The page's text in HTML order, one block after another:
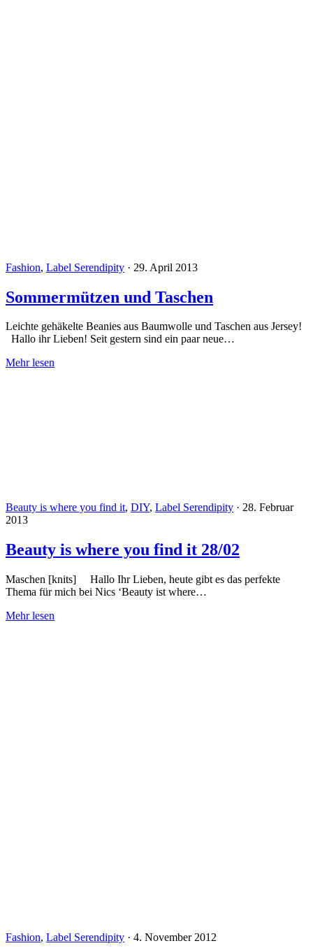
Fashion, Label Serendipity · 29. April 2013
Sommermützen und Taschen
Leichte gehäkelte Beanies aus Baumwolle und Taschen aus Jersey!
Hallo ihr Lieben! Seit gestern sind ein paar neue…
Mehr lesen
Beauty is where you find it, DIY, Label Serendipity · 28. Februar
2013
Beauty is where you find it 28/02
Maschen [knits] Hallo Ihr Lieben, heute gibt es das perfekte
Thema für mich bei Nics ‘Beauty ist where…
Mehr lesen
Fashion, Label Serendipity · 4. November 2012